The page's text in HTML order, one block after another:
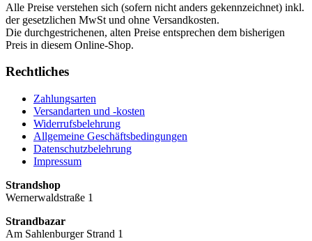
Alle Preise verstehen sich (sofern nicht anders gekennzeichnet) inkl.
der gesetzlichen MwSt und ohne Versandkosten.
Die durchgestrichenen, alten Preise entsprechen dem bisherigen
Preis in diesem Online-Shop.
Rechtliches
Zahlungsarten
Versandarten und -kosten
Widerrufsbelehrung
Allgemeine Geschäftsbedingungen
Datenschutzbelehrung
Impressum
Strandshop
Wernerwaldstraße 1
Strandbazar
Am Sahlenburger Strand 1